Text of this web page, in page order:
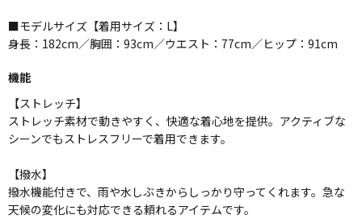
■モデルサイズ【着用サイズ：L】
身長：182cm／胸囲：93cm／ウエスト：77cm／ヒップ：91cm
機能
【ストレッチ】
ストレッチ素材で動きやすく、快適な着心地を提供。アクティブな
シーンでもストレスフリーで着用できます。
【撥水】
撥水機能付きで、雨や水しぶきからしっかり守ってくれます。急な
天候の変化にも対応できる頼れるアイテムです。